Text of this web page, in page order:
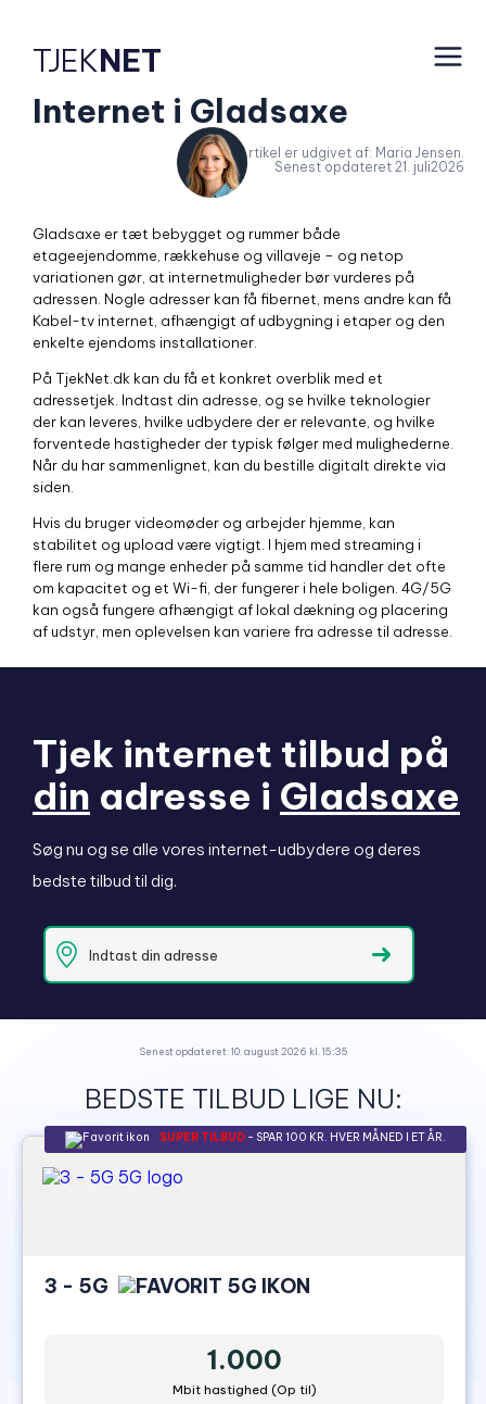
TJEKNET
Internet i Gladsaxe
Artikel er udgivet af: Maria Jensen.
Senest opdateret 21. juli2026
Gladsaxe er tæt bebygget og rummer både
etageejendomme, rækkehuse og villaveje – og netop
variationen gør, at internetmuligheder bør vurderes på
adressen. Nogle adresser kan få fibernet, mens andre kan få
Kabel-tv internet, afhængigt af udbygning i etaper og den
enkelte ejendoms installationer.
På TjekNet.dk kan du få et konkret overblik med et
adressetjek. Indtast din adresse, og se hvilke teknologier
der kan leveres, hvilke udbydere der er relevante, og hvilke
forventede hastigheder der typisk følger med mulighederne.
Når du har sammenlignet, kan du bestille digitalt direkte via
siden.
Hvis du bruger videomøder og arbejder hjemme, kan
stabilitet og upload være vigtigt. I hjem med streaming i
flere rum og mange enheder på samme tid handler det ofte
om kapacitet og et Wi-fi, der fungerer i hele boligen. 4G/5G
kan også fungere afhængigt af lokal dækning og placering
af udstyr, men oplevelsen kan variere fra adresse til adresse.
Tjek internet tilbud på
din adresse i Gladsaxe
Søg nu og se alle vores internet-udbydere og deres
bedste tilbud til dig.
Senest opdateret: 10. august 2026 kl. 15:35
BEDSTE TILBUD LIGE NU:
SUPER TILBUD - SPAR 100 KR. HVER MÅNED I ET ÅR.
3 - 5G
1.000
Mbit hastighed (Op til)